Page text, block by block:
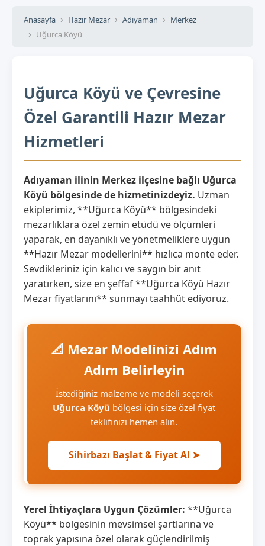
Anasayfa Hazır Mezar Adıyaman
Merkez
Uğurca Köyü
Uğurca Köyü ve Çevresine
Özel Garantili Hazır Mezar
Hizmetleri
Adıyaman ilinin Merkez ilçesine bağlı Uğurca
Köyü bölgesinde de hizmetinizdeyiz. Uzman
ekiplerimiz, **Uğurca Köyü** bölgesindeki
mezarlıklara özel zemin etüdü ve ölçümleri
yaparak, en dayanıklı ve yönetmeliklere uygun
**Hazır Mezar modellerini** hızlıca monte eder.
Sevdikleriniz için kalıcı ve saygın bir anıt
yaratırken, size en şeffaf **Uğurca Köyü Hazır
Mezar fiyatlarını** sunmayı taahhüt ediyoruz.
📐 Mezar Modelinizi Adım
Adım Belirleyin
İstediğiniz malzeme ve modeli seçerek
Uğurca Köyü bölgesi için size özel fiyat
teklifinizi hemen alın.
Sihirbazı Başlat & Fiyat Al ➤
Yerel İhtiyaçlara Uygun Çözümler: **Uğurca
Köyü** bölgesinin mevsimsel şartlarına ve
toprak yapısına özel olarak güçlendirilmiş